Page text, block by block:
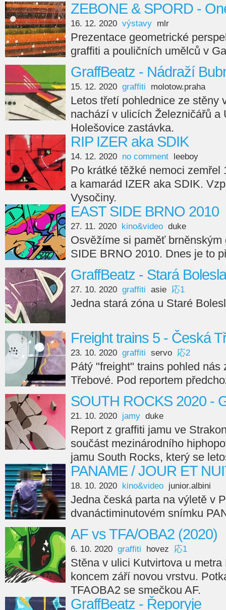
ZEBONE & SPORD -
16. 12. 2020 výstavy mlr
Prezentace geometrické
graffiti a pouličních umělců v
GraffBeatz - Nádraží
15. 12. 2020 graffiti molotow.praha
Letos třetí pohlednice ze stěny
nachází v ulicích Železničářů a
Holešovice zastávka.
RIP IZER aka SDIK
14. 12. 2020 no comment leeboy
Po krátké těžké nemoci zemřel
a kamarád IZER aka SDIK.
Vysočiny.
EAST SIDE BRNO 2010
27. 11. 2020 kino&video duke
Osvěžíme si paměť
SIDE BRNO 2010. Dnes je to
GraffBeatz - Stará
27. 10. 2020 graffiti asie 応1
Jedna stará zóna u Staré
Freight trains 5 - Česká
23. 10. 2020 graffiti servo 応2
Pátý "freight" trains pohled nás
Třebové. Pod reportem
SOUTH ROCKS 2020 -
21. 10. 2020 jamy duke
Report z graffiti jamu ve
součást mezinárodního
jamu South Rocks, který se
PANAME / JOUR ET
18. 10. 2020 kino&video junior.albini
Jedna česká parta na výletě v
dvanáctiminutovém snímku
AF vs TFA/OBA2 (2020)
6. 10. 2020 graffiti hovez 応1
Stěna v ulici Kutvirtova u
koncem září novou vrstvu.
TFAOBA2 se smečkou AF.
GraffBeatz - Řeporyje